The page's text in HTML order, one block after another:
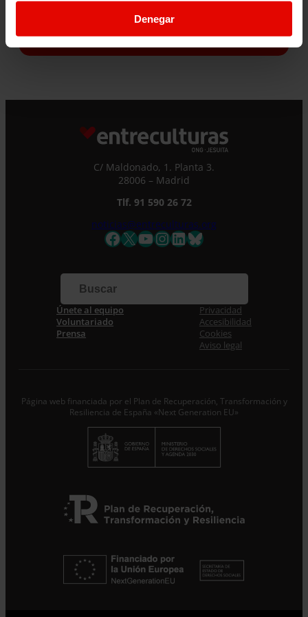
Denegar
Suscríbete a la newsletter
y los correos puntuales en los que te
ofrecemos información, no dejes de completar
este formulario. Al instante, te daremos de
alta en nuestra base de datos y podrás estar
al tanto de todas las novedades.
Correo electrónico *
Acepto laPolítica de Privacidad*
Desde ENTRECULTURAS FE Y ALEGRÍA ESPAÑA
trataremos los datos aportados en calidad de
Responsable del tratamiento con la finalidad de…Seguir
C/ Maldonado, 1. Planta 3.
28006 – Madrid
Tlf. 91 590 26 72
noticias@entreculturas.org
Facebook
X YouTube
Instagram
LinkedIn
Bluesky
Únete al equipo
Voluntariado
Prensa
Privacidad
Accesibilidad
Cookies
Aviso legal
Página web financiada por el Plan de Recuperación, Transformación y
Resiliencia de España «Next Generation EU»